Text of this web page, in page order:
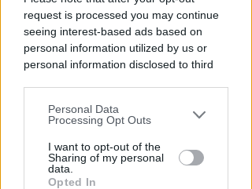
request is processed you may continue
seeing interest-based ads based on
personal information utilized by us or
personal information disclosed to third
You may separately opt-out of the further
disclosure of your personal information
by third parties on the IAB’s list of
downstream participants.
Personal Data
Processing Opt Outs
I want to opt-out of the
Sharing of my personal
data.
Opted In
diRedazione